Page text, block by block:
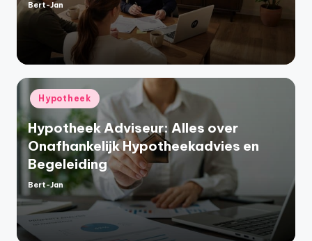
Geplaatst
Bert-Jan
Geplaatst
in
Hypotheek
Hypotheek Adviseur: Alles over
Onafhankelijk Hypotheekadvies en
Begeleiding
Geplaatst
door
Bert-Jan